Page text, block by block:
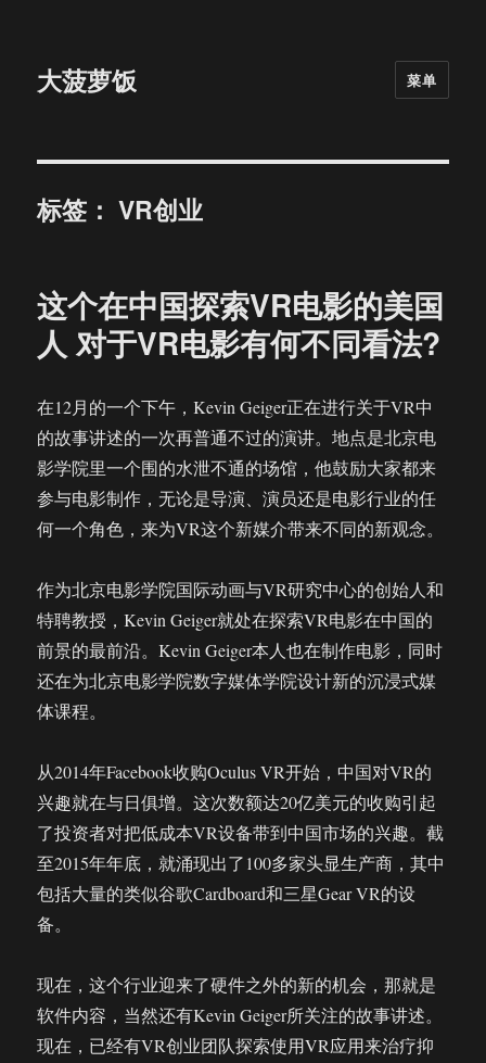
大菠萝饭 菜单
标签：VR创业
这个在中国探索VR电影的美国
人 对于VR电影有何不同看法?
在12月的一个下午，Kevin Geiger正在进行关于VR中
的故事讲述的一次再普通不过的演讲。地点是北京电
影学院里一个围的水泄不通的场馆，他鼓励大家都来
参与电影制作，无论是导演、演员还是电影行业的任
何一个角色，来为VR这个新媒介带来不同的新观念。
作为北京电影学院国际动画与VR研究中心的创始人和
特聘教授，Kevin Geiger就处在探索VR电影在中国的
前景的最前沿。Kevin Geiger本人也在制作电影，同时
还在为北京电影学院数字媒体学院设计新的沉浸式媒
体课程。
从2014年Facebook收购Oculus VR开始，中国对VR的
兴趣就在与日俱增。这次数额达20亿美元的收购引起
了投资者对把低成本VR设备带到中国市场的兴趣。截
至2015年年底，就涌现出了100多家头显生产商，其中
包括大量的类似谷歌Cardboard和三星Gear VR的设
备。
现在，这个行业迎来了硬件之外的新的机会，那就是
软件内容，当然还有Kevin Geiger所关注的故事讲述。
现在，已经有VR创业团队探索使用VR应用来治疗抑